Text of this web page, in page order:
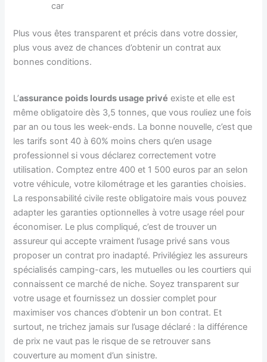
car
Plus vous êtes transparent et précis dans votre dossier,
plus vous avez de chances d’obtenir un contrat aux
bonnes conditions.
L’assurance poids lourds usage privé existe et elle est
même obligatoire dès 3,5 tonnes, que vous rouliez une fois
par an ou tous les week-ends. La bonne nouvelle, c’est que
les tarifs sont 40 à 60% moins chers qu’en usage
professionnel si vous déclarez correctement votre
utilisation. Comptez entre 400 et 1 500 euros par an selon
votre véhicule, votre kilométrage et les garanties choisies.
La responsabilité civile reste obligatoire mais vous pouvez
adapter les garanties optionnelles à votre usage réel pour
économiser. Le plus compliqué, c’est de trouver un
assureur qui accepte vraiment l’usage privé sans vous
proposer un contrat pro inadapté. Privilégiez les assureurs
spécialisés camping-cars, les mutuelles ou les courtiers qui
connaissent ce marché de niche. Soyez transparent sur
votre usage et fournissez un dossier complet pour
maximiser vos chances d’obtenir un bon contrat. Et
surtout, ne trichez jamais sur l’usage déclaré : la différence
de prix ne vaut pas le risque de se retrouver sans
couverture au moment d’un sinistre.